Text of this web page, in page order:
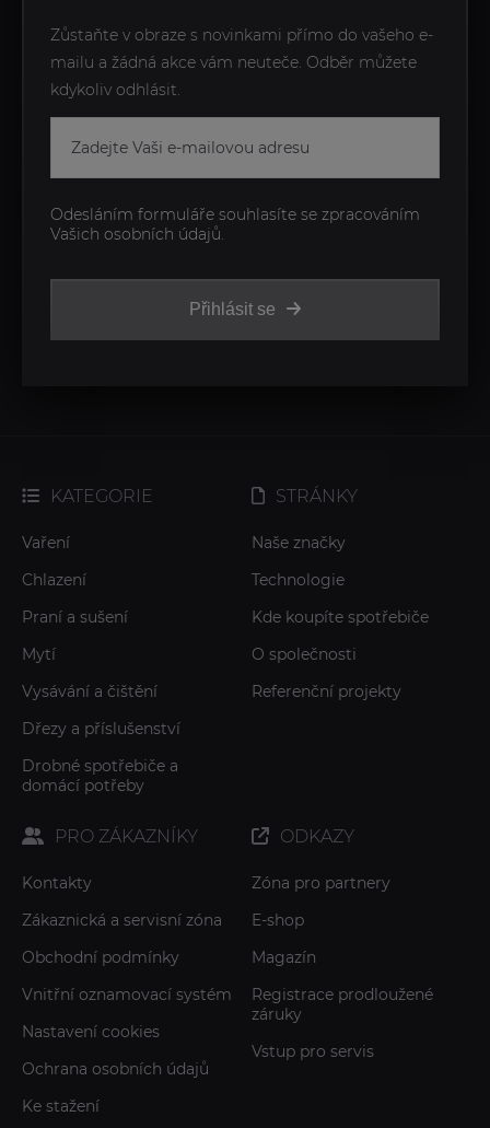
Zůstaňte v obraze s novinkami přímo do vašeho e-
mailu a žádná akce vám neuteče. Odběr můžete
kdykoliv odhlásit.
Přihlásit se
Odesláním formuláře souhlasíte se zpracováním
Vašich osobních údajů.
KATEGORIE
Vaření
Chlazení
Praní a sušení
Mytí
Vysávání a čištění
Dřezy a příslušenství
Drobné spotřebiče a
domácí potřeby
STRÁNKY
Naše značky
Technologie
Kde koupíte spotřebiče
O společnosti
Referenční projekty
PRO ZÁKAZNÍKY
Kontakty
Zákaznická a servisní zóna
Obchodní podmínky
Vnitřní oznamovací systém
Nastavení cookies
Ochrana osobních údajů
Ke stažení
ODKAZY
Zóna pro partnery
E-shop
Magazín
Registrace prodloužené
záruky
Vstup pro servis